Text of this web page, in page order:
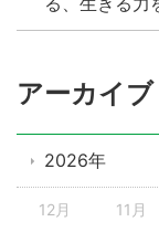
アーカイブ
2026年
12月 11月